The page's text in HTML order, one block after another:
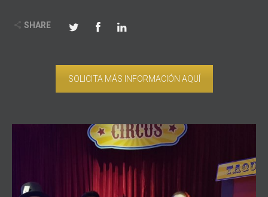
SHARE
SOLICITA MÁS INFORMACIÓN AQUÍ